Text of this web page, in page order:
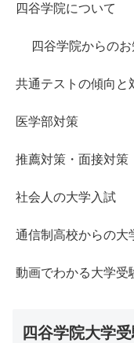
四谷学院について
四谷学院からの
共通テストの傾向と
医学部対策
推薦対策・面接対策
社会人の大学入試
通信制高校からの大
動画でわかる大学受
四谷学院大学